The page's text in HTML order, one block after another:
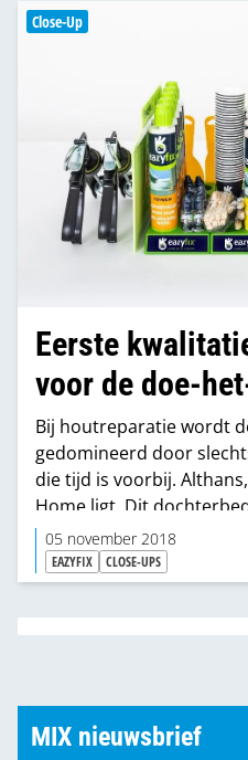
is niet nodig. “Met
schilderbeurten of langer
Close-Up
Eerste
voor de doe-
Bij houtreparatie wordt
gedomineerd door
die tijd is voorbij.
Home ligt. Dit
producent van
de professionele markt,
nieuwe productlijn
zelver.
05 november 2018
EAZYFIX CLOSE-UPS
MIX nieuwsbrief